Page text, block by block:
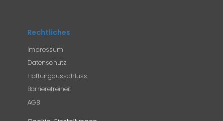
Rechtliches
Impressum
Datenschutz
Haftungausschluss
Barrierefreiheit
AGB